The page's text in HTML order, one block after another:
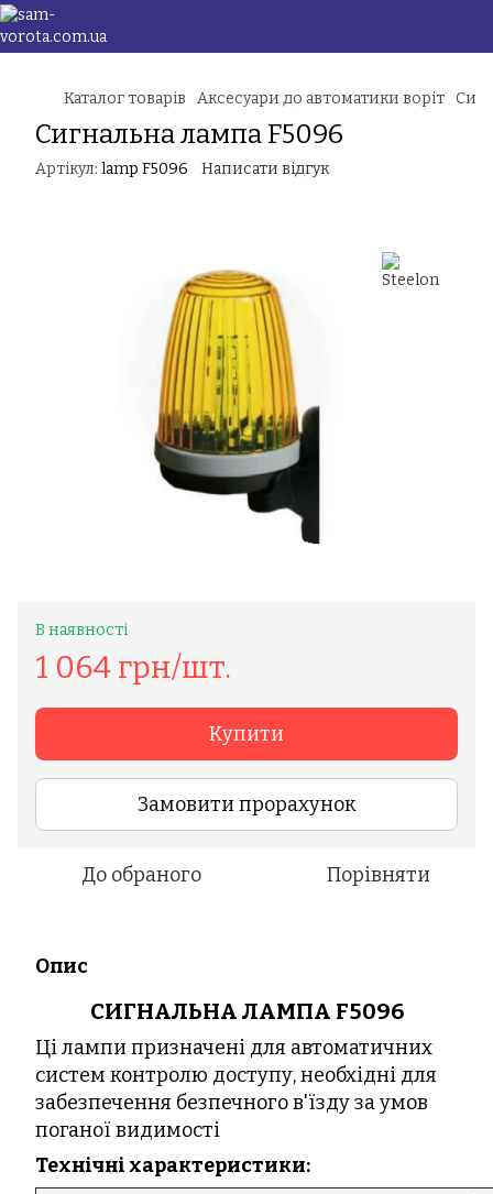
Каталог товарів Аксесуари до автоматики воріт
Сигнальна лампа F5096
Артікул: lamp F5096 Написати відгук
В наявності
1 064 грн/шт.
Купити
Замовити прорахунок
До обраного Порівняти
Опис
СИГНАЛЬНА ЛАМПА F5096
Ці лампи призначені для автоматичних
систем контролю доступу, необхідні для
забезпечення безпечного в'їзду за умов
поганої видимості
Технічні характеристики: